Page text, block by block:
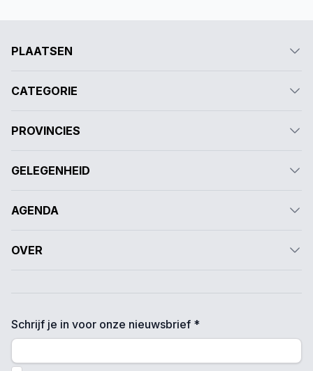
PLAATSEN
CATEGORIE
PROVINCIES
GELEGENHEID
AGENDA
OVER
Schrijf je in voor onze nieuwsbrief *